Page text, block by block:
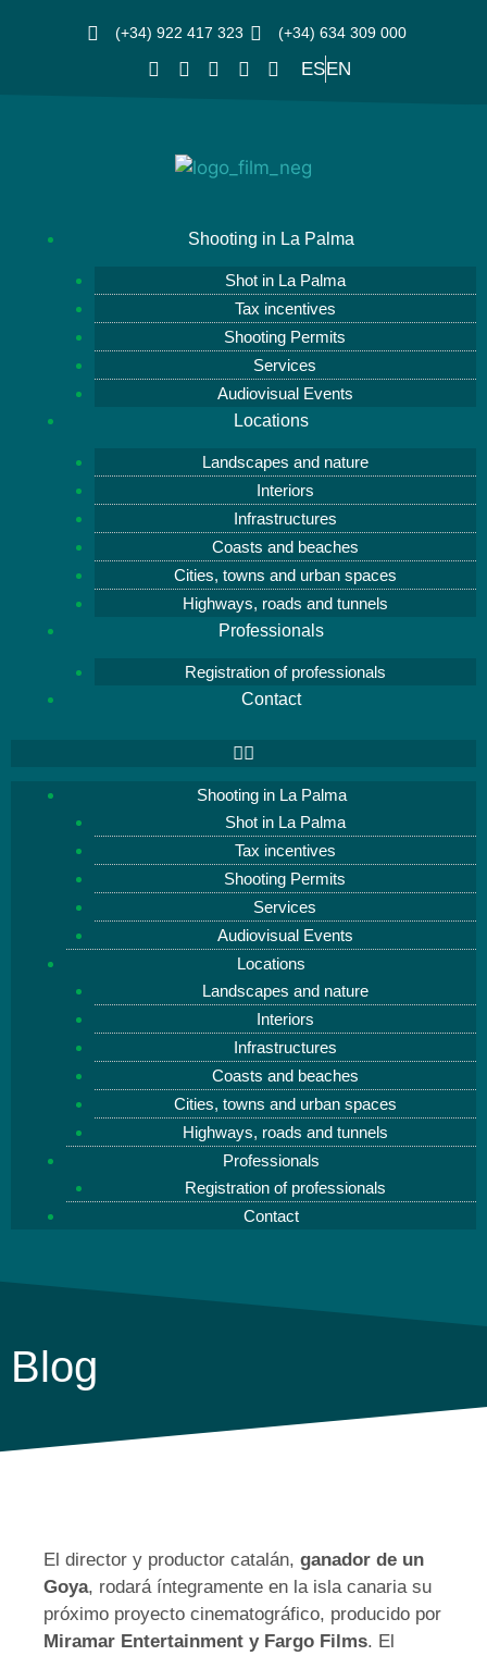
(+34) 922 417 323 (+34) 634 309 000
ESEN
Shooting in La Palma
Shot in La Palma
Tax incentives
Shooting Permits
Services
Audiovisual Events
Locations
Landscapes and nature
Interiors
Infrastructures
Coasts and beaches
Cities, towns and urban spaces
Highways, roads and tunnels
Professionals
Registration of professionals
Contact
Shooting in La Palma
Shot in La Palma
Tax incentives
Shooting Permits
Services
Audiovisual Events
Locations
Landscapes and nature
Interiors
Infrastructures
Coasts and beaches
Cities, towns and urban spaces
Highways, roads and tunnels
Professionals
Registration of professionals
Contact
Blog
El director y productor catalán, ganador de un
Goya, rodará íntegramente en la isla canaria su
próximo proyecto cinematográfico, producido por
Miramar Entertainment y Fargo Films. El